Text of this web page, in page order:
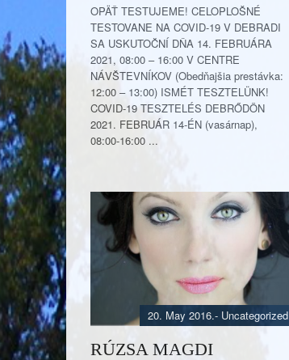
OPÄŤ TESTUJEME! CELOPLOŠNÉ
TESTOVANE NA COVID-19 V DEBRADI
SA USKUTOČNÍ DŇA 14. FEBRUÁRA
2021, 08:00 – 16:00 V CENTRE
NÁVŠTEVNÍKOV (Obedňajšia prestávka:
12:00 – 13:00) ISMÉT TESZTELÜNK!
COVID-19 TESZTELÉS DEBRŐDÖN
2021. FEBRUÁR 14-ÉN (vasárnap),
08:00-16:00 ...
- Uncategorized
20. May 2016.
RÚZSA MAGDI